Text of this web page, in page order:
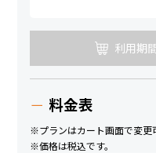
利用期
料金表
※プランはカート画面で変更
※価格は税込です。